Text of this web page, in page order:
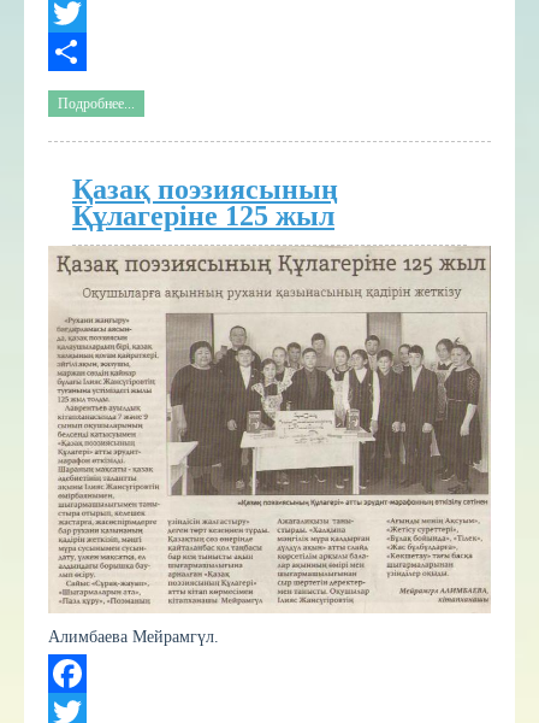
Facebook
Twitter
Share
Подробнее...
Қазақ поэзиясының
Құлагеріне 125 жыл
Алимбаева Мейрамгүл.
Facebook